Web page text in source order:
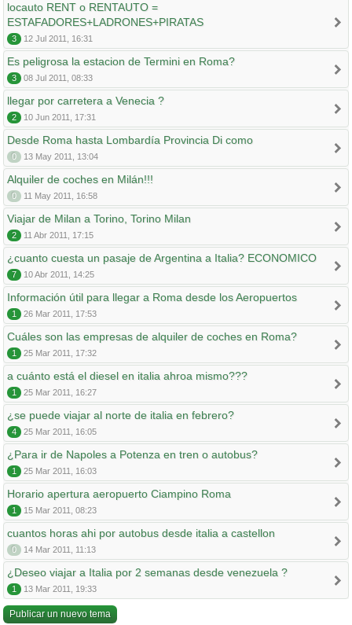
locauto RENT o RENTAUTO =
ESTAFADORES+LADRONES+PIRATAS
3 12 Jul 2011, 16:31
Es peligrosa la estacion de Termini en Roma?
3 08 Jul 2011, 08:33
llegar por carretera a Venecia ?
2 10 Jun 2011, 17:31
Desde Roma hasta Lombardía Provincia Di como
0 13 May 2011, 13:04
Alquiler de coches en Milán!!!
0 11 May 2011, 16:58
Viajar de Milan a Torino, Torino Milan
2 11 Abr 2011, 17:15
¿cuanto cuesta un pasaje de Argentina a Italia? ECONOMICO
7 10 Abr 2011, 14:25
Información útil para llegar a Roma desde los Aeropuertos
1 26 Mar 2011, 17:53
Cuáles son las empresas de alquiler de coches en Roma?
1 25 Mar 2011, 17:32
a cuánto está el diesel en italia ahroa mismo???
1 25 Mar 2011, 16:27
¿se puede viajar al norte de italia en febrero?
4 25 Mar 2011, 16:05
¿Para ir de Napoles a Potenza en tren o autobus?
1 25 Mar 2011, 16:03
Horario apertura aeropuerto Ciampino Roma
1 15 Mar 2011, 08:23
cuantos horas ahi por autobus desde italia a castellon
0 14 Mar 2011, 11:13
¿Deseo viajar a Italia por 2 semanas desde venezuela ?
1 13 Mar 2011, 19:33
Publicar un nuevo tema